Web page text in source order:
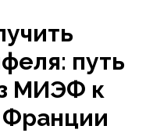
путь
МИЭФ к